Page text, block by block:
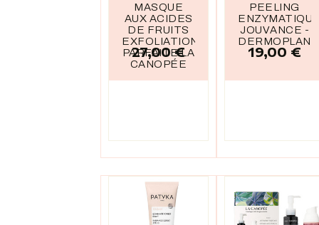
MASQUE
AUX ACIDES
DE FRUITS
EXFOLIATION
PARFAITE LA
CANOPÉE
Prix
27,00 €
PEELING
JOUVANCE -
DERMOPLANT
Prix
19,00 €